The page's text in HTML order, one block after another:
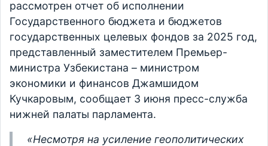
рассмотрен отчет об исполнении
Государственного бюджета и бюджетов
государственных целевых фондов за 2025 год,
представленный заместителем Премьер-
министра Узбекистана – министром
экономики и финансов Джамшидом
Кучкаровым, сообщает 3 июня пресс-служба
нижней палаты парламента.
«Несмотря на усиление геополитических